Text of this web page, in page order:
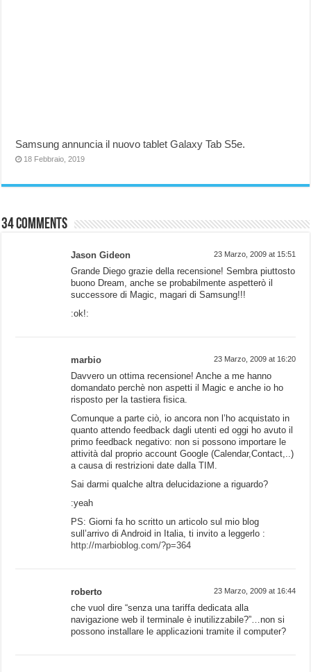
Samsung annuncia il nuovo tablet Galaxy Tab S5e.
18 Febbraio, 2019
34 comments
Jason Gideon 23 Marzo, 2009 at 15:51
Grande Diego grazie della recensione! Sembra piuttosto
buono Dream, anche se probabilmente aspetterò il
successore di Magic, magari di Samsung!!!
:ok!:
marbio 23 Marzo, 2009 at 16:20
Davvero un ottima recensione! Anche a me hanno
domandato perchè non aspetti il Magic e anche io ho
risposto per la tastiera fisica.
Comunque a parte ciò, io ancora non l’ho acquistato in
quanto attendo feedback dagli utenti ed oggi ho avuto il
primo feedback negativo: non si possono importare le
attività dal proprio account Google (Calendar,Contact,..)
a causa di restrizioni date dalla TIM.
Sai darmi qualche altra delucidazione a riguardo?
:yeah
PS: Giorni fa ho scritto un articolo sul mio blog
sull’arrivo di Android in Italia, ti invito a leggerlo :
http://marbioblog.com/?p=364
roberto 23 Marzo, 2009 at 16:44
che vuol dire “senza una tariffa dedicata alla
navigazione web il terminale è inutilizzabile?”…non si
possono installare le applicazioni tramite il computer?